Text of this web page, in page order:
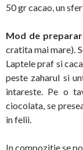
50 gr cacao, un
Mod de
cratita mai mare).
Laptele praf si
peste zaharul si
intareste. Pe o
ciocolata, se
in felii.
In compozitie se